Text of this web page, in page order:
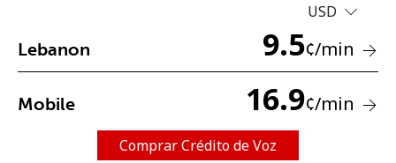
No se ha creado una contraseña
Un número
USD
Lebanon 9.5¢/min
Mobile 16.9¢/min
Comprar Crédito de Voz